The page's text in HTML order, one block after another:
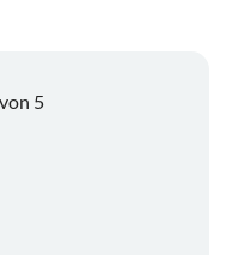
von 5